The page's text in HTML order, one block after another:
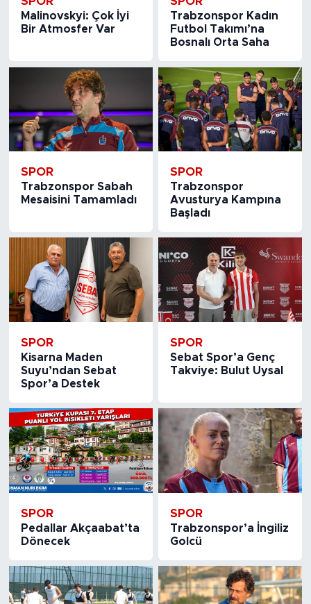
Malinovskyi: Çok İyi
Bir Atmosfer Var
Trabzonspor Kadın
Futbol Takımı’na
Bosnalı Orta Saha
SPOR
Trabzonspor Sabah
Mesaisini Tamamladı
SPOR
Trabzonspor
Avusturya Kampına
Başladı
SPOR
Kisarna Maden
Suyu’ndan Sebat
Spor’a Destek
SPOR
Sebat Spor’a Genç
Takviye: Bulut Uysal
SPOR
Pedallar Akçaabat’ta
Dönecek
SPOR
Trabzonspor’a İngiliz
Golcü